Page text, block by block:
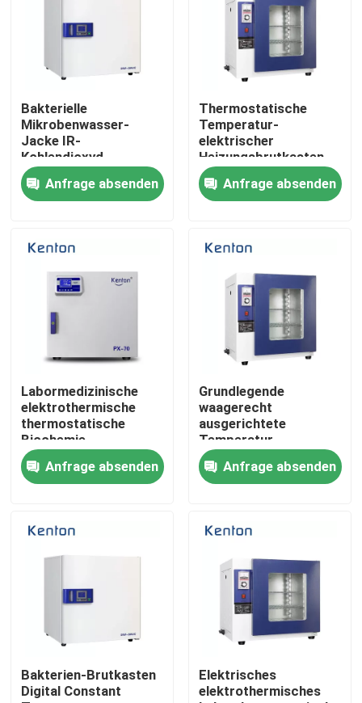
Über uns
Kontakte
Produkte
Labortrockenerer Ofen
Thermostatischer Brutkasten
Abkühlender Brutkasten
Temperatur-Feuchtigkeits-Kammer
Klimakammer
Bakterielle
Mikrobenwasser-
Jacke IR-
Kohlendioxyd-
Zellbrutkasten-
Laborausstattung
Anfrage absenden
Thermostatische
Temperatur-
elektrischer
Heizungsbrutkasten
für Labor
Anfrage absenden
Labormedizinische
elektrothermische
thermostatische
Biochemie-
Brutkasten-
Hochleistung
Anfrage absenden
Grundlegende
waagerecht
ausgerichtete
Temperatur-
thermostatischer
Brutkasten mit
elektrischer Heizung
Anfrage absenden
Bakterien-Brutkasten
Digital Constant
Elektrisches
elektrothermisches